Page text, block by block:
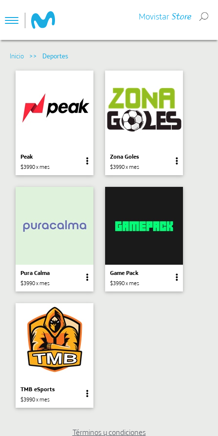
Toggle
navigation
Movistar Store
Peak
$3990 x mes
Zona Goles
$3990 x mes
Pura Calma
$3990 x mes
Game Pack
$3990 x mes
TMB eSports
$3990 x mes